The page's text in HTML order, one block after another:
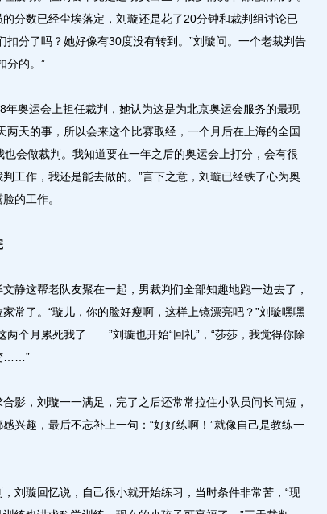
分数已经尘埃落定，刘璇还是花了20分钟和裁判组讨论已
扣分了吗？她好像有30度没有转到。”刘璇问。一个老裁判告
分的。”
奥运会上担任裁判，她认为这是为北京奥运会服务的最现
两天的事，所以会来这个比赛取经，一个月后在上海的全国
会做裁判。我知道要在一年之后的奥运会上打分，会有很
工作，我还是能去做的。”言下之意，刘璇已经铁了心为奥
的工作。
这帮老队友聚在一起，男裁判们全部知趣地跑一边去了，
常了。“璇儿，你的脸好瘦啊，这样上镜漂亮吧？”刘璇嘿嘿
两个月累死我了……”刘璇也开始“回礼”，“莎莎，我觉得你除
……”
，刘璇一一满足，完了之后还常常拉住小队员问长问短，
兴趣，最后不忘补上一句：“好好练啊！”就像自己是教练一
璇回忆说，自己很小就开始练习，当时条件非常苦，“现